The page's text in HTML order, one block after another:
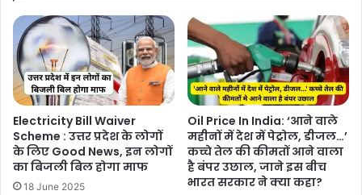
Electricity Bill Waiver
Scheme : उत्तर प्रदेश के लोगों
के लिए Good News, इन लोगों
का बिजली बिल होगा माफ
18 June 2025
Oil Price In India: ‘आने वाले
महीनों में देश में पेट्रोल, डीजल…’
कच्चे तेल की कीमतों आने वाला
है बंपर उछाल, जाने इस बीच
भारत सरकार ने क्या कहा?